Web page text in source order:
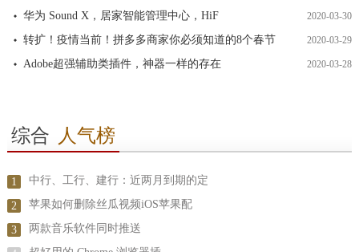
华为 Sound X，居家智能管理中心，HiF 2020-03-30
转扩！疫情当前！拼多多商家你必须知道的8个春节 2020-03-29
Adobe超强辅助类插件，神器一样的存在 2020-03-28
综合 人气榜
1 中行、工行、建行：近两月到期的定
2 苹果如何删除丝瓜视频iOS苹果配
3 两款音乐软件同时推送